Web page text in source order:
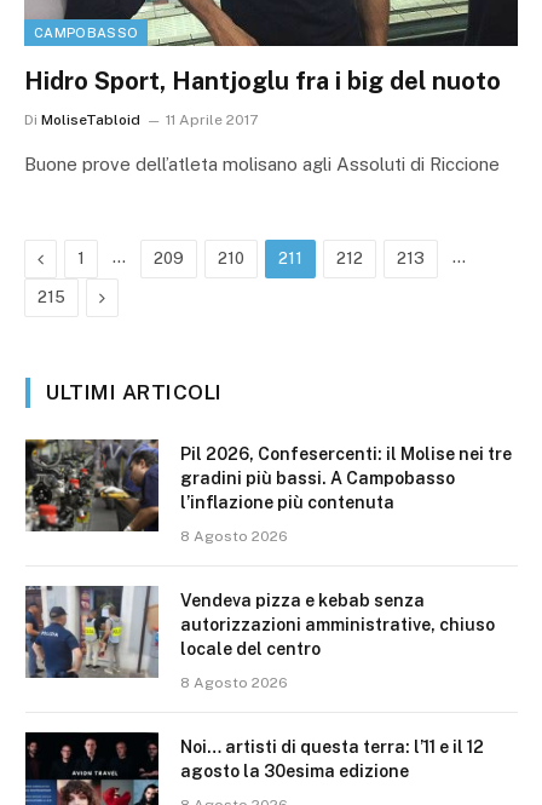
CAMPOBASSO
Hidro Sport, Hantjoglu fra i big del nuoto
Di MoliseTabloid 11 Aprile 2017
Buone prove dell’atleta molisano agli Assoluti di Riccione
Precedente
1 … 209 210 211 212 213 …
215 Prossimo
ULTIMI ARTICOLI
Pil 2026, Confesercenti: il Molise nei tre
gradini più bassi. A Campobasso
l’inflazione più contenuta
8 Agosto 2026
Vendeva pizza e kebab senza
autorizzazioni amministrative, chiuso
locale del centro
8 Agosto 2026
Noi… artisti di questa terra: l’11 e il 12
agosto la 30esima edizione